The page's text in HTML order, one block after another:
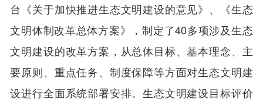
台《关于加快推进生态文明建设的意见》、《生态
文明体制改革总体方案》，制定了40多项涉及生态
文明建设的改革方案，从总体目标、基本理念、主
要原则、重点任务、制度保障等方面对生态文明建
设进行全面系统部署安排。生态文明建设目标评价